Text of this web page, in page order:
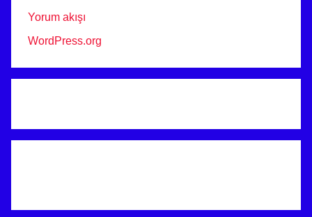
Yorum akışı
WordPress.org